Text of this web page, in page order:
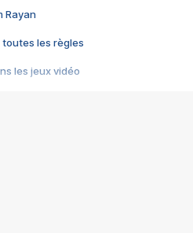
Rayan
toutes les règles
les jeux vidéo